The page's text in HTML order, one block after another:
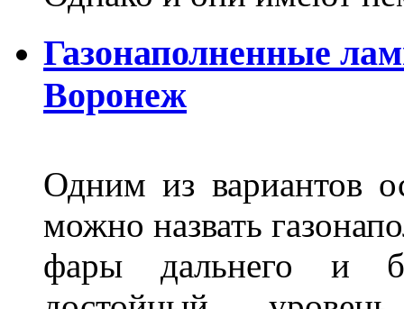
Газонаполненные
Воронеж
Одним из вариантов
можно назвать
фары дальнего и